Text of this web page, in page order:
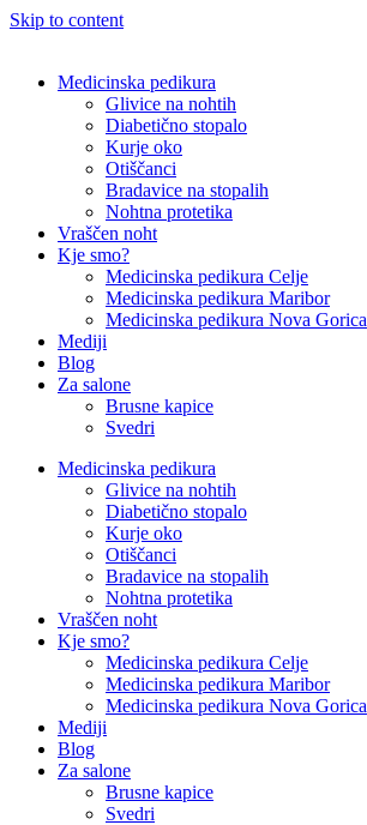
Skip to content
Medicinska pedikura
Glivice na nohtih
Diabetično stopalo
Kurje oko
Otiščanci
Bradavice na stopalih
Nohtna protetika
Vraščen noht
Kje smo?
Medicinska pedikura Celje
Medicinska pedikura Maribor
Medicinska pedikura Nova Gorica
Mediji
Blog
Za salone
Brusne kapice
Svedri
Medicinska pedikura
Glivice na nohtih
Diabetično stopalo
Kurje oko
Otiščanci
Bradavice na stopalih
Nohtna protetika
Vraščen noht
Kje smo?
Medicinska pedikura Celje
Medicinska pedikura Maribor
Medicinska pedikura Nova Gorica
Mediji
Blog
Za salone
Brusne kapice
Svedri